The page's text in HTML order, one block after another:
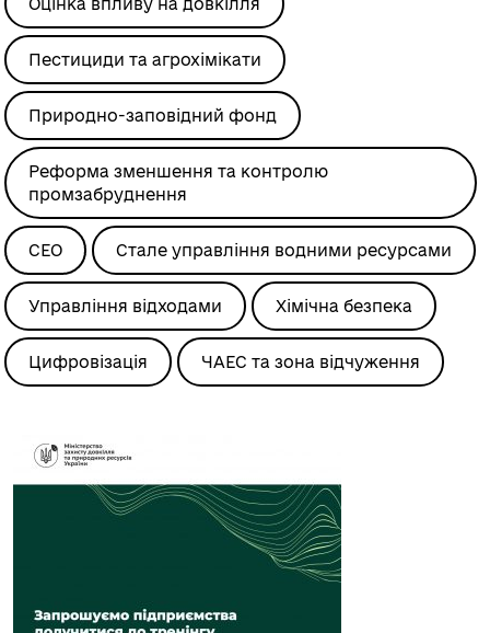
Оцінка впливу на довкілля
Пестициди та агрохімікати
Природно-заповідний фонд
Реформа зменшення та контролю
промзабруднення
СЕО Стале управління водними ресурсами
Управління відходами Хімічна безпека
Цифровізація ЧАЕС та зона відчуження